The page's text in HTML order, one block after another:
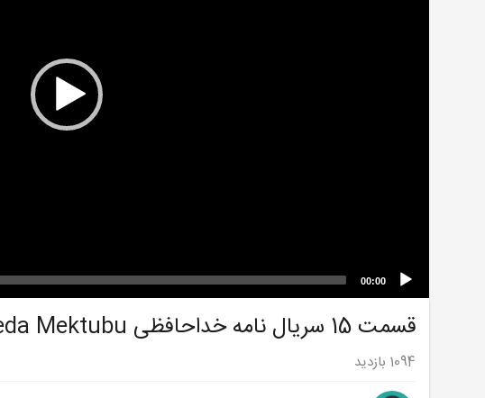
00:00
قسمت 15 سریال نامه خداحافظی Veda Mektubu
1094 بازدید